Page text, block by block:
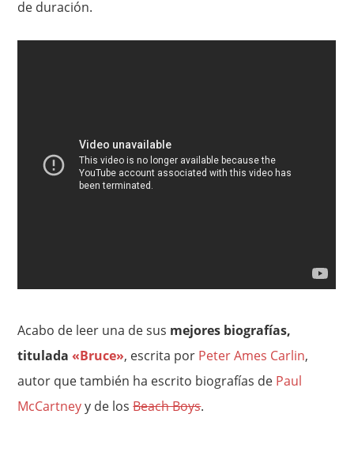
de duración.
Acabo de leer una de sus mejores biografías,
titulada«Bruce», escrita por Peter Ames Carlin,
autor que también ha escrito biografías de Paul
McCartneyy de losBeach Boys.